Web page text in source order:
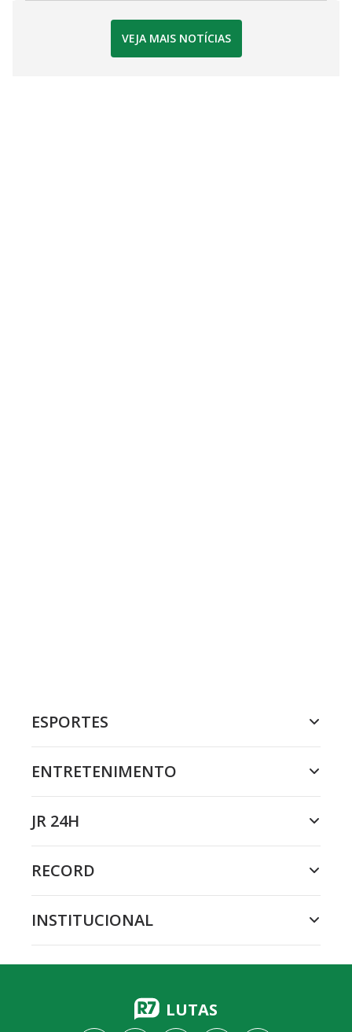
VEJA MAIS NOTÍCIAS
ESPORTES
ENTRETENIMENTO
JR 24H
RECORD
INSTITUCIONAL
LUTAS